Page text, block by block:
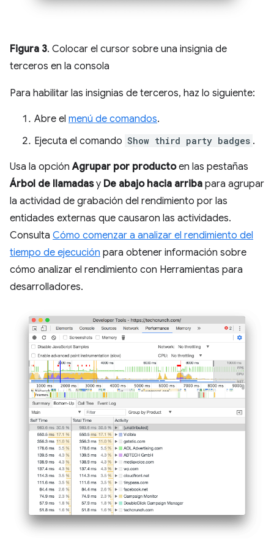
Figura 3. Colocar el cursor sobre una insignia de
terceros en la consola
Para habilitar las insignias de terceros, haz lo siguiente:
Abre el menú de comandos.
Ejecuta el comando Show third party badges .
Usa la opciónAgrupar por productoen las pestañas
Árbol de llamadasy De abajo hacia arriba para agrupar
la actividad de grabación del rendimiento por las
entidades externas que causaron las actividades.
Consulta Cómo comenzar a analizar el rendimiento del
tiempo de ejecución para obtener información sobre
cómo analizar el rendimiento con Herramientas para
desarrolladores.